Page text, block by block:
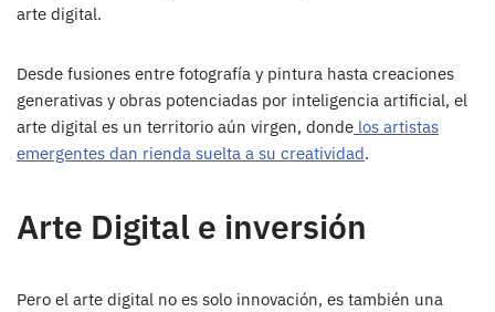
arte digital.
Desde fusiones entre fotografía y pintura hasta creaciones
generativas y obras potenciadas por inteligencia artificial, el
arte digital es un territorio aún virgen, donde los artistas
emergentes dan rienda suelta a su creatividad.
Arte Digital e inversión
Pero el arte digital no es solo innovación, es también una